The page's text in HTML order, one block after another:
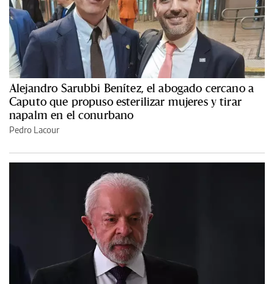
Alejandro Sarubbi Benítez, el abogado cercano a
Caputo que propuso esterilizar mujeres y tirar
napalm en el conurbano
Pedro Lacour